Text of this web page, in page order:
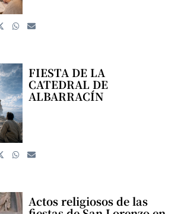
FIESTA DE LA
CATEDRAL DE
ALBARRACÍN
Actos religiosos de las